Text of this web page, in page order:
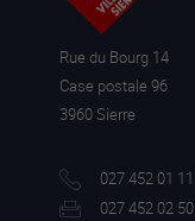
Rue du Bourg 14
Case postale 96
3960 Sierre
027 452 01 11
027 452 02 50